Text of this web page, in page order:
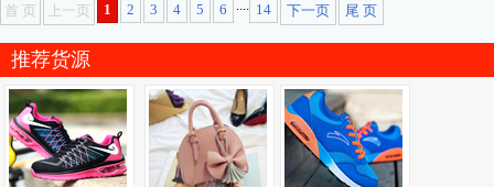
首 页 上一页 1 2 3 4 5 6 14 下一页 尾 页
推荐货源